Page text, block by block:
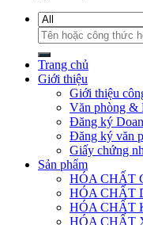
Tìm
kiếm:
Trang chủ
Giới thiệu
Giới thiệu
Văn phòng &
Đăng ký
Đăng ký văn
Giấy chứng
Sản phẩm
HÓA CHẤT
HÓA CHẤT
HÓA CHẤT
HÓA CHẤT